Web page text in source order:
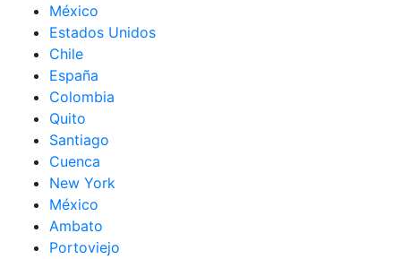
México
Estados Unidos
Chile
España
Colombia
Quito
Santiago
Cuenca
New York
México
Ambato
Portoviejo